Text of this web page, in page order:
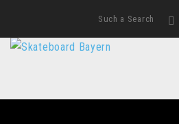
Such a Search